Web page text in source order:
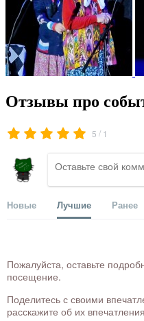
Отзывы про
5 / 1
Новые Лучшие Ранее
Пожалуйста, оставьте
посещение.
Поделитесь с своими
расскажите об их